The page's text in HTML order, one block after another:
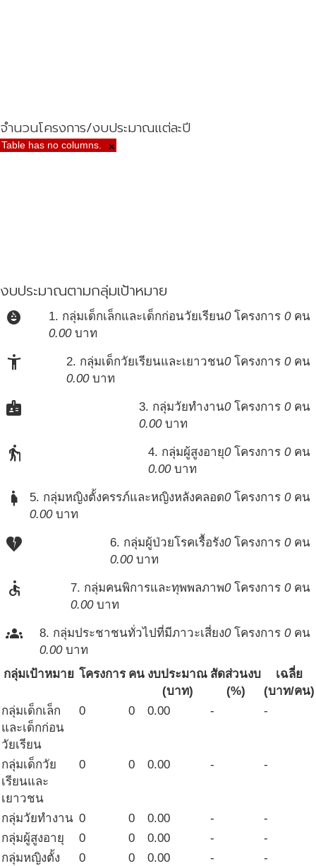
จำนวนโครงการ/งบประมาณแต่ละปี
Table has no columns. ×
งบประมาณตามกลุ่มเป้าหมาย
child_care 1. กลุ่มเด็กเล็กและเด็กก่อนวัยเรียน0โครงการ 0คน
0.00บาท
accessibility_new 2. กลุ่มเด็กวัยเรียนและเยาวชน0โครงการ 0คน
0.00บาท
badge 3. กลุ่มวัยทำงาน0โครงการ 0คน
0.00บาท
elderly 4. กลุ่มผู้สูงอายุ0โครงการ 0คน
0.00บาท
pregnant_woman 5. กลุ่มหญิงตั้งครรภ์และหญิงหลังคลอด0โครงการ 0คน
0.00บาท
heart_broken 6. กลุ่มผู้ป่วยโรคเรื้อรัง0โครงการ 0คน
0.00บาท
accessible 7. กลุ่มคนพิการและทุพพลภาพ0โครงการ 0คน
0.00บาท
groups 8. กลุ่มประชาชนทั่วไปที่มีภาวะเสี่ยง0โครงการ 0คน
0.00บาท
กลุ่มเป้าหมาย โครงการ คน งบประมาณ
(บาท)
สัดส่วนงบ
(%)
เฉลี่ย
(บาท/คน)
กลุ่มเด็กเล็ก
และเด็กก่อน
วัยเรียน
0 0 0.00 - -
กลุ่มเด็กวัย
เรียนและ
เยาวชน
0 0 0.00 - -
กลุ่มวัยทำงาน 0 0 0.00 -
-
กลุ่มผู้สูงอายุ
0 0 0.00 -
-
กลุ่มหญิงตั้ง
0 0 0.00 - -